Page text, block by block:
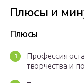
Плюсы и
Плюсы
Профессия
творчества и